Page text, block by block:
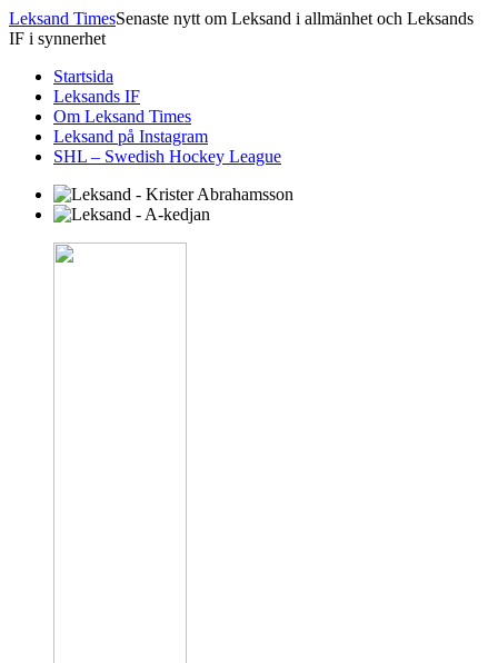
Leksand TimesSenaste nytt om Leksand i allmänhet och Leksands
IF i synnerhet
Startsida
Leksands IF
Om Leksand Times
Leksand på Instagram
SHL – Swedish Hockey League